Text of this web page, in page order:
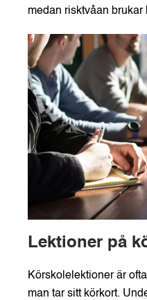
medan risktvåan brukar
Lektioner på
Körskolelektioner är
man tar sitt körkort.